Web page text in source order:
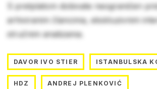
S pretplatom dobivate neograničen
arhiviranim člancima, ekskluzivnim
stručnim analizama.
DAVOR IVO STIER ISTANBULSKA
HDZ ANDREJ PLENKOVIĆ